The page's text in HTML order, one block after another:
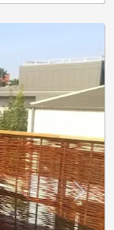
Next